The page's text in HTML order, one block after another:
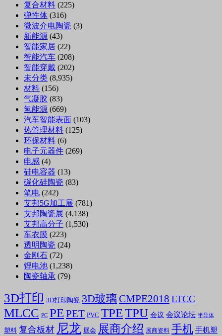
复合材料 (225)
弹性体 (316)
微波介电陶瓷 (3)
新能源 (43)
智能家居 (22)
智能汽车 (208)
智能穿戴 (202)
未分类 (8,935)
材料 (156)
气凝胶 (83)
氢能源 (669)
汽车智能表面 (103)
热管理材料 (125)
环保材料 (6)
电子元器件 (269)
电感 (4)
硅电容器 (13)
碳化硅陶瓷 (83)
笔电 (242)
艾邦5G加工展 (781)
艾邦陶瓷展 (4,138)
艾邦高分子 (1,530)
车衣膜 (223)
透明陶瓷 (24)
金刚石 (72)
锂电池 (1,238)
陶瓷轴承 (79)
3D打印 3D打印陶瓷 3D玻璃 CMPE2018 LTCC
MLCC PC PE PET PVC TPETPU 会议 会议论坛 半导体
塑料 复合板材 尼龙 展会 展商介绍 展商资料 手机 手机塑